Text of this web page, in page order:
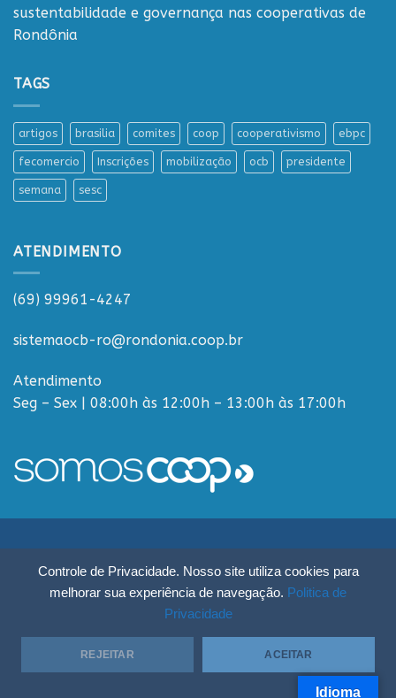
Controle de Privacidade. Nosso site utiliza cookies para
melhorar sua experiência de navegação. Politica de
Privacidade
REJEITAR ACEITAR
sustentabilidade e governança nas cooperativas de
Rondônia
TAGS
artigos brasilia comites coop cooperativismo ebpc
fecomercio Inscrições mobilização ocb presidente
semana sesc
ATENDIMENTO
(69) 99961-4247
sistemaocb-ro@rondonia.coop.br
Atendimento
Seg – Sex | 08:00h às 12:00h – 13:00h às 17:00h
Sistema OCB Rondônia © Todos os Direitos Reservados - R. Paulo
Macalão, 4675 - Flodoaldo Pontes Pinto, Porto Velho - RO, 76820-454
Idioma